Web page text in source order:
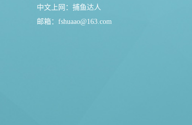
中文上网： 捕鱼达人
邮箱： fshuaao@163.com